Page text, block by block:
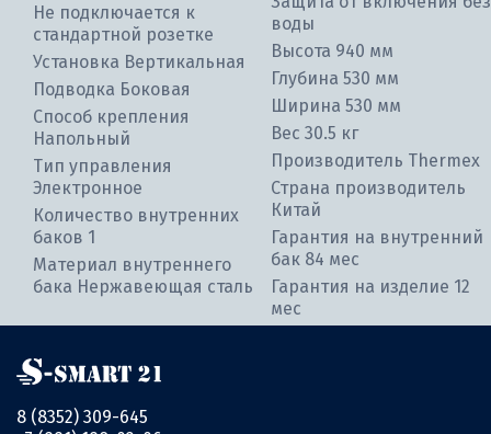
Не подключается к
стандартной розетке
Установка Вертикальная
Подводка Боковая
Способ крепления
Напольный
Тип управления
Электронное
Количество внутренних
баков 1
Материал внутреннего
бака Нержавеющая сталь
воды
Высота 940 мм
Глубина 530 мм
Ширина 530 мм
Вес 30.5 кг
Производитель Thermex
Страна производитель
Китай
Гарантия на внутренний
бак 84 мес
Гарантия на изделие 12
мес
8 (8352) 309-645